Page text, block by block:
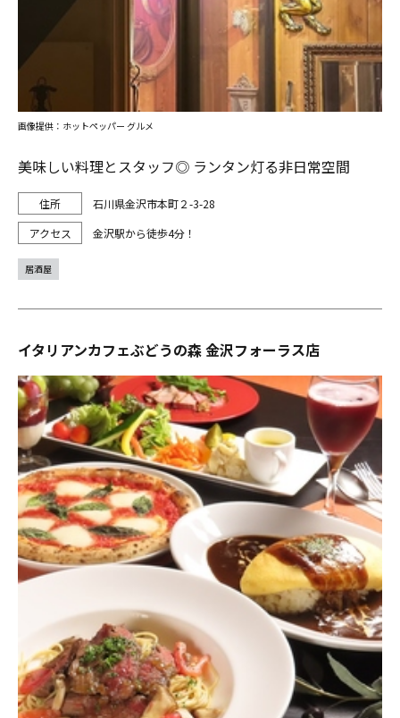
美味しい料理とスタッフ◎ ランタン灯る非日常空間
石川県金沢市本町２-3-28
金沢駅から徒歩4分！
画像提供：ホットペッパー グルメ
居酒屋
イタリアンカフェぶどうの森 金沢フォーラス店